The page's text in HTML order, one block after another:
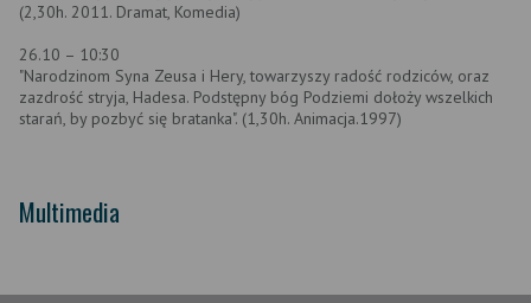
(2,30h. 2011. Dramat, Komedia)
26.10 – 10:30
"Narodzinom Syna Zeusa i Hery, towarzyszy radość rodziców, oraz
zazdrość stryja, Hadesa. Podstępny bóg Podziemi dołoży wszelkich
starań, by pozbyć się bratanka". (1,30h. Animacja.1997)
Multimedia